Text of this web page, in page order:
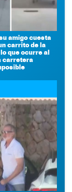
amigo cuesta
carrito de la
que ocurre al
carretera